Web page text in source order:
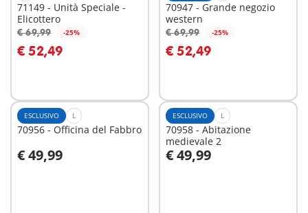
71149 - Unità Speciale -
Elicottero
€ 69,99 -25%
€ 52,49
Aggiungi al carrello
70947 - Grande negozio
western
€ 69,99 -25%
€ 52,49
Aggiungi al carrello
ESCLUSIVO L
70956 - Officina del Fabbro
€ 49,99
Aggiungi al carrello
ESCLUSIVO L
70958 - Abitazione
medievale 2
€ 49,99
Aggiungi al carrello